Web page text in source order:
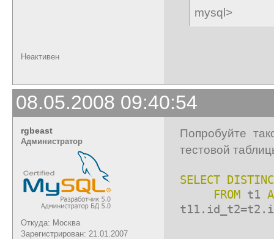
mysql>
Неактивен
08.05.2008 09:40:54
rgbeast
Администратор
Откуда: Москва
Зарегистрирован: 21.01.2007
Попробуйте
тестовой
SELECT
FROM t1